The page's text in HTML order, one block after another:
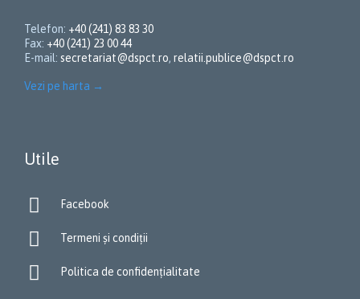
Telefon: +40 (241) 83 83 30
Fax: +40 (241) 23 00 44
E-mail: secretariat@dspct.ro, relatii.publice@dspct.ro
Vezi pe harta →
Utile
 Facebook
 Termeni și condiții
 Politica de confidențialitate